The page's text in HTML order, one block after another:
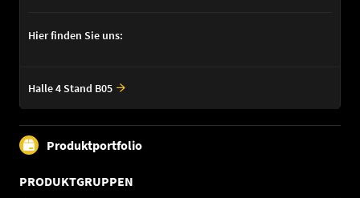
Hier finden Sie uns:
Halle 4 Stand B05
Produktportfolio
PRODUKTGRUPPEN